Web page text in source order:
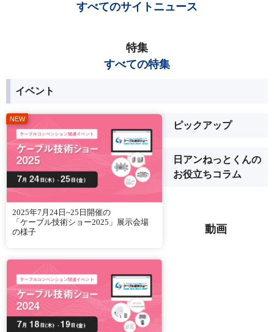
すべてのサイトニュース
特集
すべての特集
イベント
2025年7月24日~25日開催の
「ケーブル技術ショー2025」展示会場
の様子
ピックアップ
日アンねっとくんの
お役立ちコラム
動画